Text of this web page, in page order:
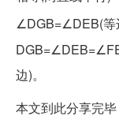
∠DGB=∠DEB(等
边)。
本文到此分享完毕